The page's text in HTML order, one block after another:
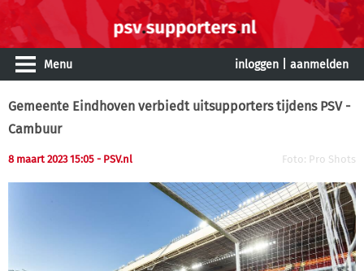
Menu inloggen aanmelden
Gemeente Eindhoven verbiedt uitsupporters tijdens PSV -
Cambuur
8 maart 2023 15:05 - PSV.nl Foto: Pro Shots